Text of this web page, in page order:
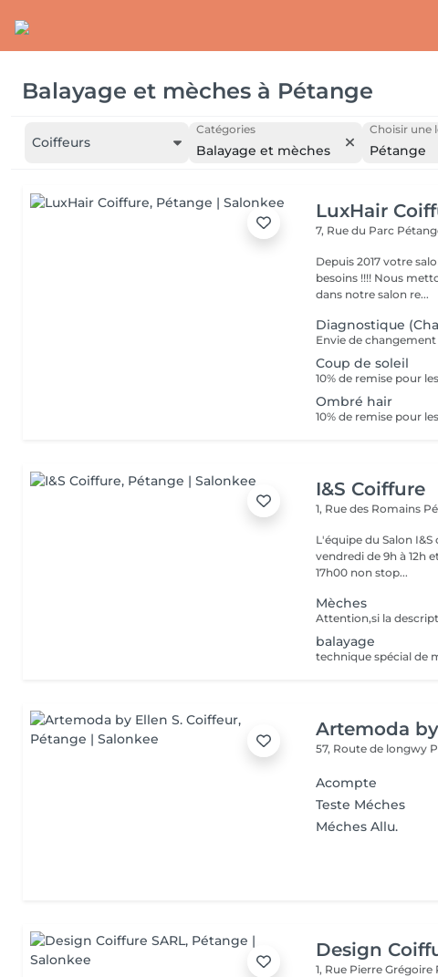
Balayage et mèches à Pétange
Coiffeurs
Catégories
Balayage et mèches
Choisir une
Pétange
LuxHair
7, Rue du Parc
Depuis 2017 votre
besoins !!!! Nous mettons tout en oeuvre pour que votre passage
dans notre salon re...
Diagnostique
Coup de soleil
10% de remise pour
Ombré hair
10% de remise pour
I&S Coiffure
1, Rue des Romains
L'équipe du Salon
vendredi de 9h à 12h
17h00 non stop...
Mèches
balayage
technique spécial de
Artemoda
57, Route de longwy
Acompte
Teste Méches
Méches Allu.
Design
1, Rue Pierre Grégoire